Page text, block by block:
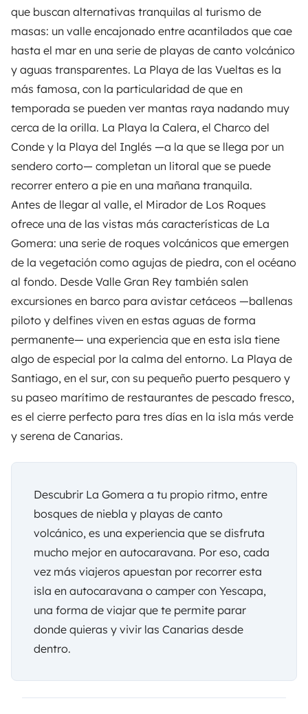
que buscan alternativas tranquilas al turismo de
masas: un valle encajonado entre acantilados que cae
hasta el mar en una serie de playas de canto volcánico
y aguas transparentes. La Playa de las Vueltas es la
más famosa, con la particularidad de que en
temporada se pueden ver mantas raya nadando muy
cerca de la orilla. La Playa la Calera, el Charco del
Conde y la Playa del Inglés —a la que se llega por un
sendero corto— completan un litoral que se puede
recorrer entero a pie en una mañana tranquila.
Antes de llegar al valle, el Mirador de Los Roques
ofrece una de las vistas más características de La
Gomera: una serie de roques volcánicos que emergen
de la vegetación como agujas de piedra, con el océano
al fondo. Desde Valle Gran Rey también salen
excursiones en barco para avistar cetáceos —ballenas
piloto y delfines viven en estas aguas de forma
permanente— una experiencia que en esta isla tiene
algo de especial por la calma del entorno. La Playa de
Santiago, en el sur, con su pequeño puerto pesquero y
su paseo marítimo de restaurantes de pescado fresco,
es el cierre perfecto para tres días en la isla más verde
y serena de Canarias.
Descubrir La Gomera a tu propio ritmo, entre
bosques de niebla y playas de canto
volcánico, es una experiencia que se disfruta
mucho mejor en autocaravana. Por eso, cada
vez más viajeros apuestan por recorrer esta
isla en autocaravana o camper con Yescapa,
una forma de viajar que te permite parar
donde quieras y vivir las Canarias desde
dentro.